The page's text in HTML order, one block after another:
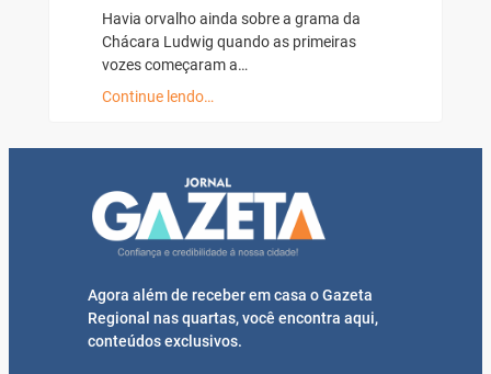
Havia orvalho ainda sobre a grama da
Chácara Ludwig quando as primeiras
vozes começaram a…
Continue lendo…
Agora além de receber em casa o Gazeta
Regional nas quartas, você encontra aqui,
conteúdos exclusivos.